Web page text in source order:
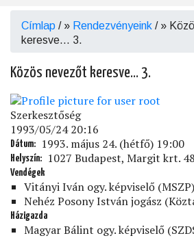
Morzsa
Címlap / Rendezvényeink /
keresve… 3.
Közös nevezőt keresve… 3.
Szerkesztőség
1993/05/24 20:16
Dátum 1993. május 24. (hétfő) 19:00
Helyszín 1027 Budapest, Margit krt.
Vendégek
Vitányi Iván ogy. képviselő (MSZP)
Nehéz Posony István jogász
Házigazda
Magyar Bálint ogy. képviselő